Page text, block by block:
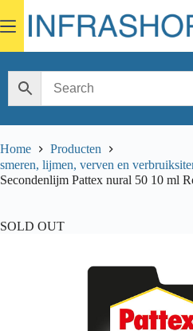
to
content
Home
Producten
smeren, lijmen, verven en
Secondenlijm Pattex nural 50 10 ml
SOLD OUT